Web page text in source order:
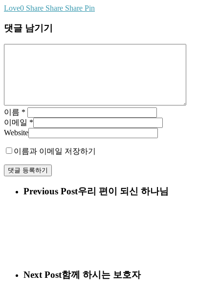
Love0 Share Share Share Pin
댓글 남기기
이름 *
이메일 *
Website
이름과 이메일 저장하기
Previous Post우리 편이 되신 하나님
Next Post함께 하시는 보호자